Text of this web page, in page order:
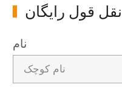
نقل قول رایگان
نام